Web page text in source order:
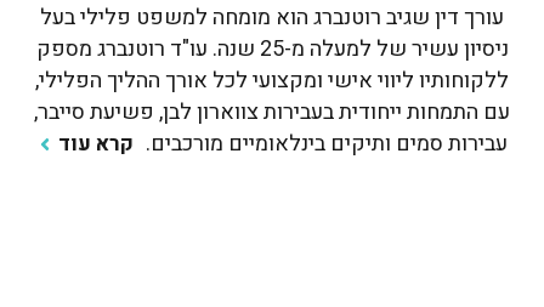
עורך דין שגיב רוטנברג הוא מומחה למשפט פלילי בעל
ניסיון עשיר של למעלה מ-25 שנה. עו"ד רוטנברג מספק
ללקוחותיו ליווי אישי ומקצועי לכל אורך ההליך הפלילי,
עם התמחות ייחודית בעבירות צווארון לבן, פשיעת סייבר,
עבירות סמים ותיקים בינלאומיים מורכבים. קרא עוד